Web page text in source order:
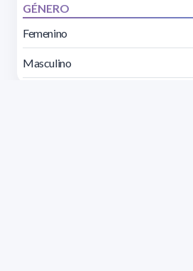
GÉNERO
Femenino
Masculino